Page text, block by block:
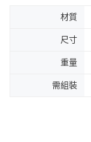
材質
尺寸
重量
需組裝